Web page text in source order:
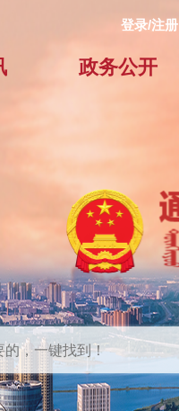
登录/注册
政务公开